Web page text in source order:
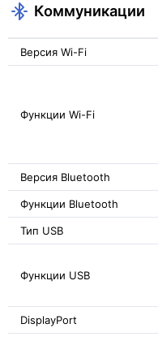
Коммуникации
Версия Wi-Fi
Функции Wi-Fi
Версия Bluetooth
Функции Bluetooth
Тип USB
Функции USB
DisplayPort